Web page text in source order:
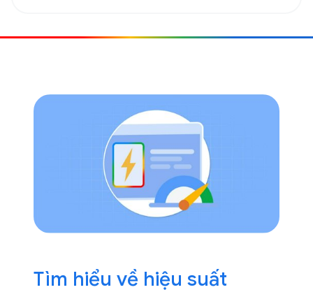
Tìm hiểu về hiệu suất